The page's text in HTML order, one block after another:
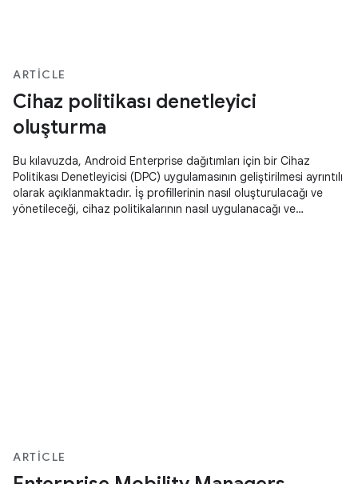
ARTICLE
Cihaz politikası denetleyici
oluşturma
Bu kılavuzda, Android Enterprise dağıtımları için bir Cihaz
Politikası Denetleyicisi (DPC) uygulamasının geliştirilmesi ayrıntılı
olarak açıklanmaktadır. İş profillerinin nasıl oluşturulacağı ve
yönetileceği, cihaz politikalarının nasıl uygulanacağı ve
ARTICLE